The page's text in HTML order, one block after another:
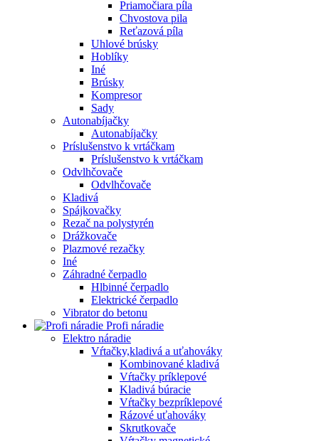
Priamočiara píla
Chvostova pila
Reťazová píla
Uhlové brúsky
Hoblíky
Iné
Brúsky
Kompresor
Sady
Autonabíjačky
Autonabíjačky
Príslušenstvo k vrtáčkam
Príslušenstvo k vrtáčkam
Odvlhčovače
Odvlhčovače
Kladivá
Spájkovačky
Rezač na polystyrén
Drážkovače
Plazmové rezačky
Iné
Záhradné čerpadlo
Hlbinné čerpadlo
Elektrické čerpadlo
Vibrator do betonu
Profi náradie
Elektro náradie
Vŕtačky,kladivá a uťahováky
Kombinované kladivá
Vŕtačky príklepové
Kladivá búracie
Vŕtačky bezpríklepové
Rázové uťahováky
Skrutkovače